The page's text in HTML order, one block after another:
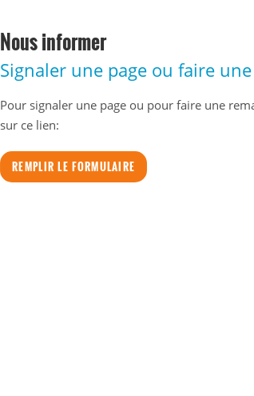
Nous informer
Signaler une page ou faire
Pour signaler une page ou pour faire une
sur ce lien:
REMPLIR LE FORMULAIRE